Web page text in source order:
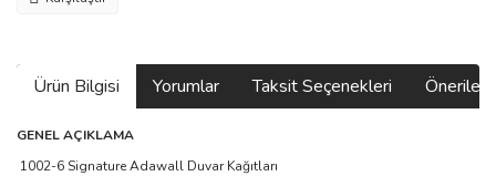
Ürün Bilgisi Yorumlar Taksit Seçenekleri
GENEL AÇIKLAMA
1002-6 Signature Adawall Duvar Kağıtları